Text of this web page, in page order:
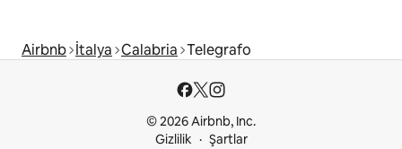
Airbnb İtalya Calabria Telegrafo
© 2026 Airbnb, Inc.
Gizlilik
Şartlar